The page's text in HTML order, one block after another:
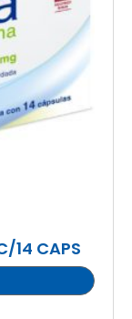
14 CAPS